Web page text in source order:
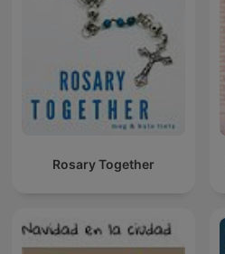
Rosary Together